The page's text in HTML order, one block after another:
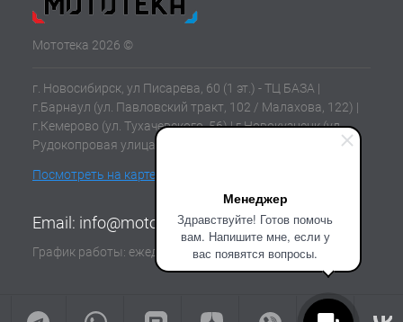
Менеджер
Здравствуйте! Готов помочь
вам. Напишите мне, если у
вас появятся вопросы.
Мототека 2026 ©
г. Новосибирск, ул Писарева, 60 (1 эт.) - ТЦ БАЗА |
г.Барнаул (ул. Павловский тракт, 102 / Малахова, 122) |
г.Кемерово (ул. Тухачевского, 56) | г.Новокузнецк (ул.
Рудокопровая улица, 21) | г.Томск (ул. Клюева, 11В)
Посмотреть на карте
Email: info@mototeka.su
График работы: ежедневно с 10:00 до 19:00